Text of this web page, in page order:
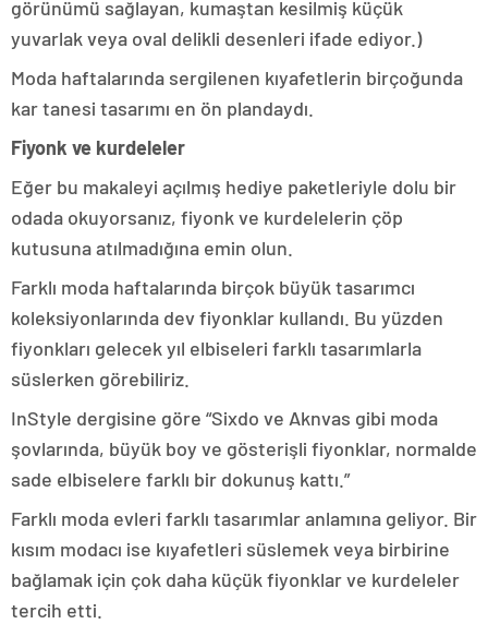
görünümü sağlayan, kumaştan kesilmiş küçük
yuvarlak veya oval delikli desenleri ifade ediyor.)
Moda haftalarında sergilenen kıyafetlerin birçoğunda
kar tanesi tasarımı en ön plandaydı.
Fiyonk ve kurdeleler
Eğer bu makaleyi açılmış hediye paketleriyle dolu bir
odada okuyorsanız, fiyonk ve kurdelelerin çöp
kutusuna atılmadığına emin olun.
Farklı moda haftalarında birçok büyük tasarımcı
koleksiyonlarında dev fiyonklar kullandı. Bu yüzden
fiyonkları gelecek yıl elbiseleri farklı tasarımlarla
süslerken görebiliriz.
InStyle dergisine göre “Sixdo ve Aknvas gibi moda
şovlarında, büyük boy ve gösterişli fiyonklar, normalde
sade elbiselere farklı bir dokunuş kattı.”
Farklı moda evleri farklı tasarımlar anlamına geliyor. Bir
kısım modacı ise kıyafetleri süslemek veya birbirine
bağlamak için çok daha küçük fiyonklar ve kurdeleler
tercih etti.